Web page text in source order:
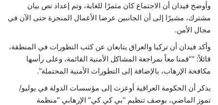
وأوضح فيدان أن الاجتماع كان مثمرًا للغاية، وتم إعداد نص بيان
مشترك، مشيرًا إلى أن الجانبين عرضا الأعمال المنجزة حتى الآن في
مجال الأمن.
وأكد فيدان أن تركيا والعراق يتابعان عن كثب التطورات في المنطقة،
قائلاً: “”قمنا معاً بمراجعة المشاكل الأمنية القائمة، وعلى رأسها
مكافحة الإرهاب، بالإضافة إلى التطورات الأمنية المحتملة”.
يذكر أن الحكومة العراقية أوعزت إلى مؤسسات الدولة في يوليو/
تموز الماضي، بوصف تنظيم “بي كي كي” الإرهابي “منظمة